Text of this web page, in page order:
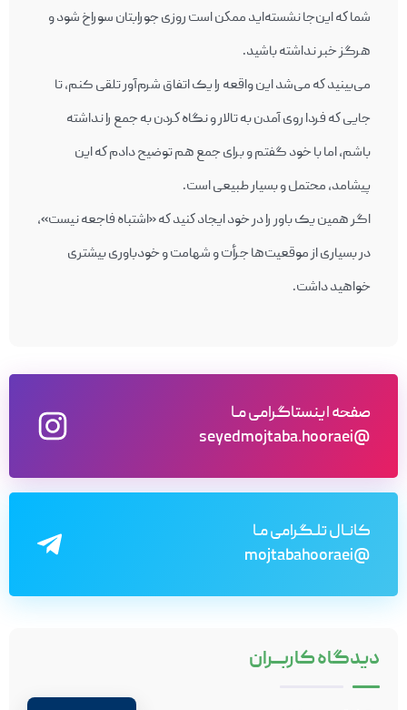
شما كه این‌جا نشسته‌ايد ممكن است روزی جورابتان سوراخ شود و
هرگز خبر نداشته باشيد.
می‌بينيد كه می‌شد اين واقعه را يک اتفاق شرم‌آور تلقی کنم، تا
جايی كه فردا روی آمدن به تالار و نگاه كردن به جمع را نداشته
باشم، اما با خود گفتم و برای جمع هم توضيح دادم كه اين
پیشامد، محتمل و بسيار طبيعی است.
اگر همين یک باور را در خود ايجاد كنيد كه «اشتباه فاجعه نيست»،
در بسياری از موقعيت‌ها جرأت و شهامت و خودباوری بيشتری
خواهید داشت.
صفحه اینستاگرامی مـا
@seyedmojtaba.hooraei
کانـال تلـگرامی مـا
@mojtabahooraei
دیدگاهکاربـــران